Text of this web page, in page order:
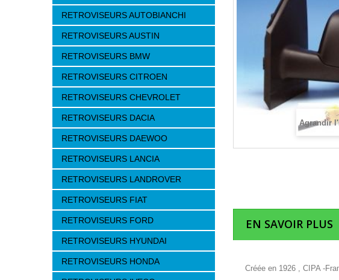
RETROVISEURS AUTOBIANCHI
RETROVISEURS AUSTIN
RETROVISEURS BMW
RETROVISEURS CITROEN
RETROVISEURS CHEVROLET
RETROVISEURS DACIA
RETROVISEURS DAEWOO
RETROVISEURS LANCIA
RETROVISEURS LANDROVER
RETROVISEURS FIAT
RETROVISEURS FORD
RETROVISEURS HYUNDAI
RETROVISEURS HONDA
Agrandir
EN SAVOIR PLUS
Créée en 1926 , CIPA -